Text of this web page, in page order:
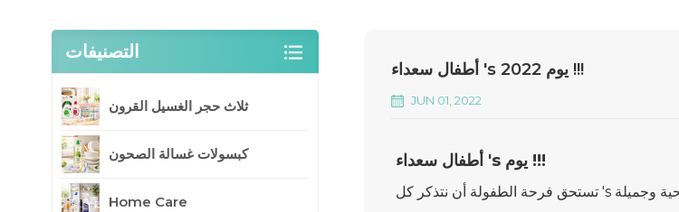
أطفال سعداء 's يوم 2022 !!!
JUN 01, 2022
أطفال سعداء 's يوم !!!
التصنيفات
ثلاث حجر الغسيل القرون
كبسولات غسالة الصحون
Home Care